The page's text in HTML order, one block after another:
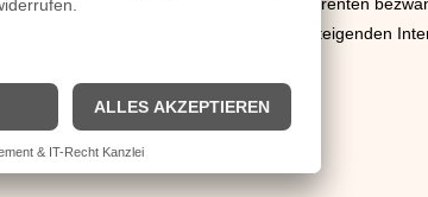
erster Deutscher
im Finale seinen Konkurrenten
Popularität sowie einem ansteigenden
Publikumssport avancierte.
und